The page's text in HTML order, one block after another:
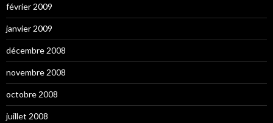
février 2009
janvier 2009
décembre 2008
novembre 2008
octobre 2008
juillet 2008